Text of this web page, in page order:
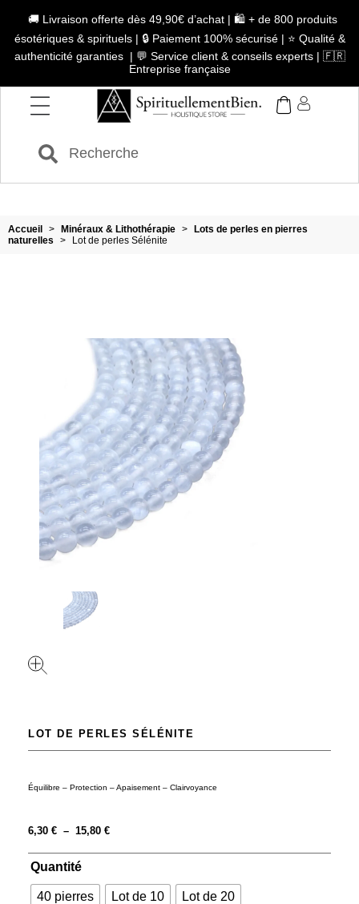
🚚 Livraison offerte dès 49,90€ d’achat | 🛍️ + de 800 produits
ésotériques & spirituels | 🔒 Paiement 100% sécurisé | ⭐ Qualité &
authenticité garanties | 💬 Service client & conseils experts | 🇫🇷
Entreprise française
Accueil > Minéraux & Lithothérapie >
Lots de perles en pierres
naturelles
> Lot de perles Sélénite
LOT DE PERLES SÉLÉNITE
Équilibre – Protection – Apaisement – Clairvoyance
6,30 € – 15,80 €
Quantité
40 pierres Lot de 10 Lot de 20